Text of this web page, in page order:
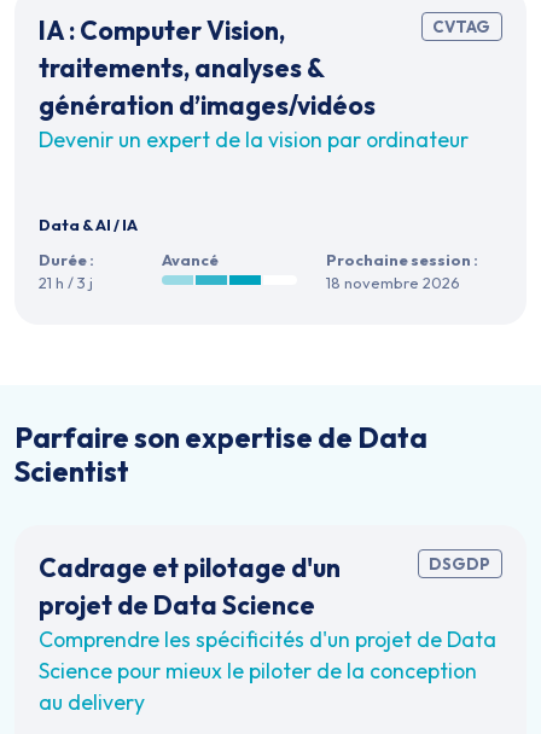
CVTAG
IA : Computer Vision,
traitements, analyses &
génération d’images/vidéos
Devenir un expert de la vision par ordinateur
Data & AI/IA
Durée :
21 h / 3 j
Avancé
Prochaine session :
18 novembre 2026
Parfaire son expertise de Data
Scientist
DSGDP
Cadrage et pilotage d'un
projet de Data Science
Comprendre les spécificités d'un projet de Data
Science pour mieux le piloter de la conception
au delivery